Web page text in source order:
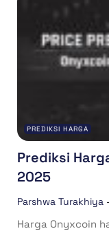
PREDIKSI HARGA
Prediksi
2025
Parshwa Turakhiya
Harga Onyxcoin